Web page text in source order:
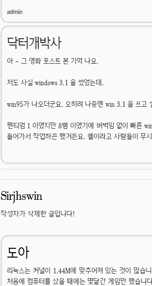
닥터개박사
아 ~ 그 영화 포스트 본 기억 나요.
저도 사실 windows 3.1 을 썼었는데.
win95가 나오더군요. 오히려 나중엔 win 3.1 을 쓰고
펜티엄 1 이였지만 8램 이였기에 버벅임 없이 빠른
들어가서 작업하곤 했거든요. 쉘이라고 사람들이 무
Sirjhswin
작성자가 삭제한 글입니다!
도아
리눅스는 커널이 1.44M에 맞추어져 있는 것이 많습
처음에 컴퓨터를 샀을 때에는 몇달간 게임만 했습니